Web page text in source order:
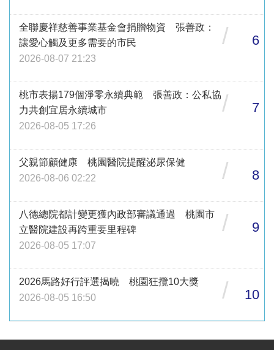
全聯慶祥慈善事業基金會捐贈物資 張善政：
讓愛心觸及更多需要的市民
2026-08-07 21:23
/ 6
桃市表揚179個淨零永續典範 張善政：公私協
力共創宜居永續城市
2026-08-05 17:26
/ 7
父親節顧健康 桃園醫院提醒泌尿保健
2026-08-06 02:22
/ 8
八德總院都計變更獲內政部審議通過 桃園市
立醫院建設再跨重要里程碑
2026-08-05 17:07
/ 9
2026馬路好行評選揭曉 桃園狂攬10大獎
2026-08-05 16:50
/ 10